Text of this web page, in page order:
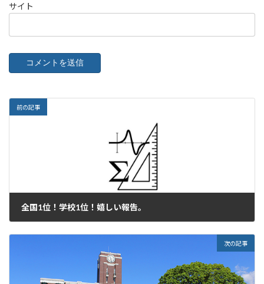
サイト
前の記事
全国1位！学校1位！嬉しい報告。
次の記事